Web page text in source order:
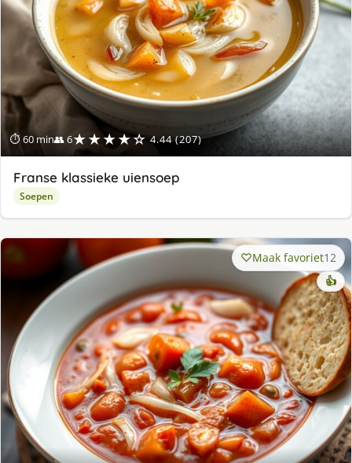
⏱ 60 min👥 6★★★★☆ 4.44 (207)
Franse klassieke uiensoep
Soepen
Maak favoriet12
👍